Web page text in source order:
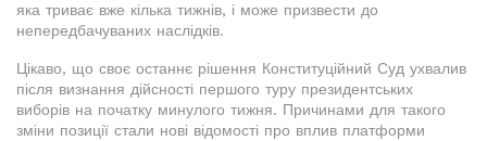
яка триває вже кілька тижнів, і може призвести до
непередбачуваних наслідків.
Цікаво, що своє останнє рішення Конституційний Суд ухвалив
після визнання дійсності першого туру президентських
виборів на початку минулого тижня. Причинами для такого
зміни позиції стали нові відомості про вплив платформи